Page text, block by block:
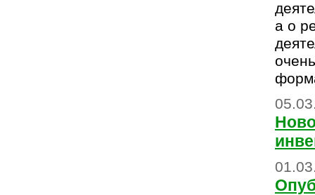
а о